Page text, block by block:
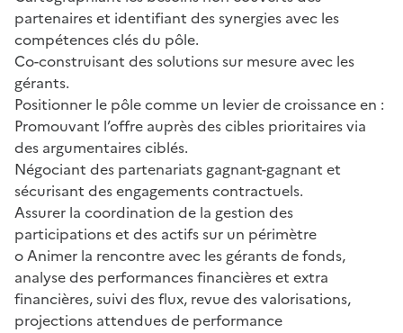
partenaires et identifiant des synergies avec les
compétences clés du pôle.
Co-construisant des solutions sur mesure avec les
gérants.
Positionner le pôle comme un levier de croissance en :
Promouvant l’offre auprès des cibles prioritaires via
des argumentaires ciblés.
Négociant des partenariats gagnant-gagnant et
sécurisant des engagements contractuels.
Assurer la coordination de la gestion des
participations et des actifs sur un périmètre
o Animer la rencontre avec les gérants de fonds,
analyse des performances financières et extra
financières, suivi des flux, revue des valorisations,
projections attendues de performance